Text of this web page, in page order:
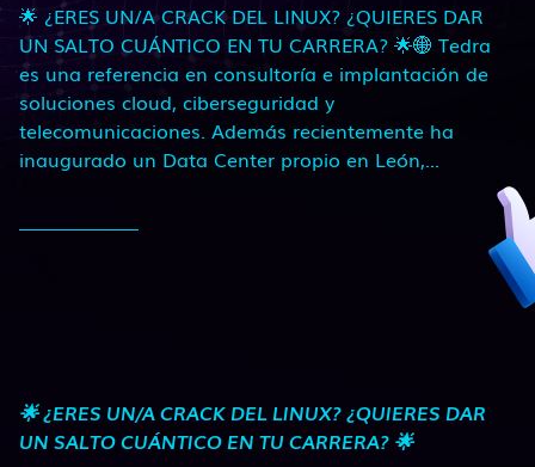
🌟 ¿ERES UN/A CRACK DEL LINUX? ¿QUIERES DAR
UN SALTO CUÁNTICO EN TU CARRERA? 🌟🌐 Tedra
es una referencia en consultoría e implantación de
soluciones cloud, ciberseguridad y
telecomunicaciones. Además recientemente ha
inaugurado un Data Center propio en León,...
🌟 ¿ERES UN/A CRACK DEL LINUX? ¿QUIERES DAR
UN SALTO CUÁNTICO EN TU CARRERA? 🌟